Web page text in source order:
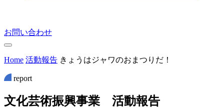
お問い合わせ
Home 活動報告 きょうはジャワのおまつりだ！
report
文化芸術振興事業 活動報告